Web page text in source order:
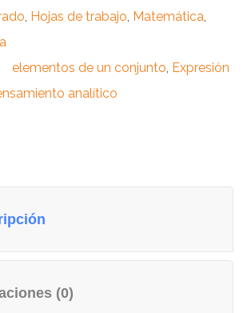
Hojas de trabajo Matemática
elementos de un conjunto Expresión
analítico
(0)